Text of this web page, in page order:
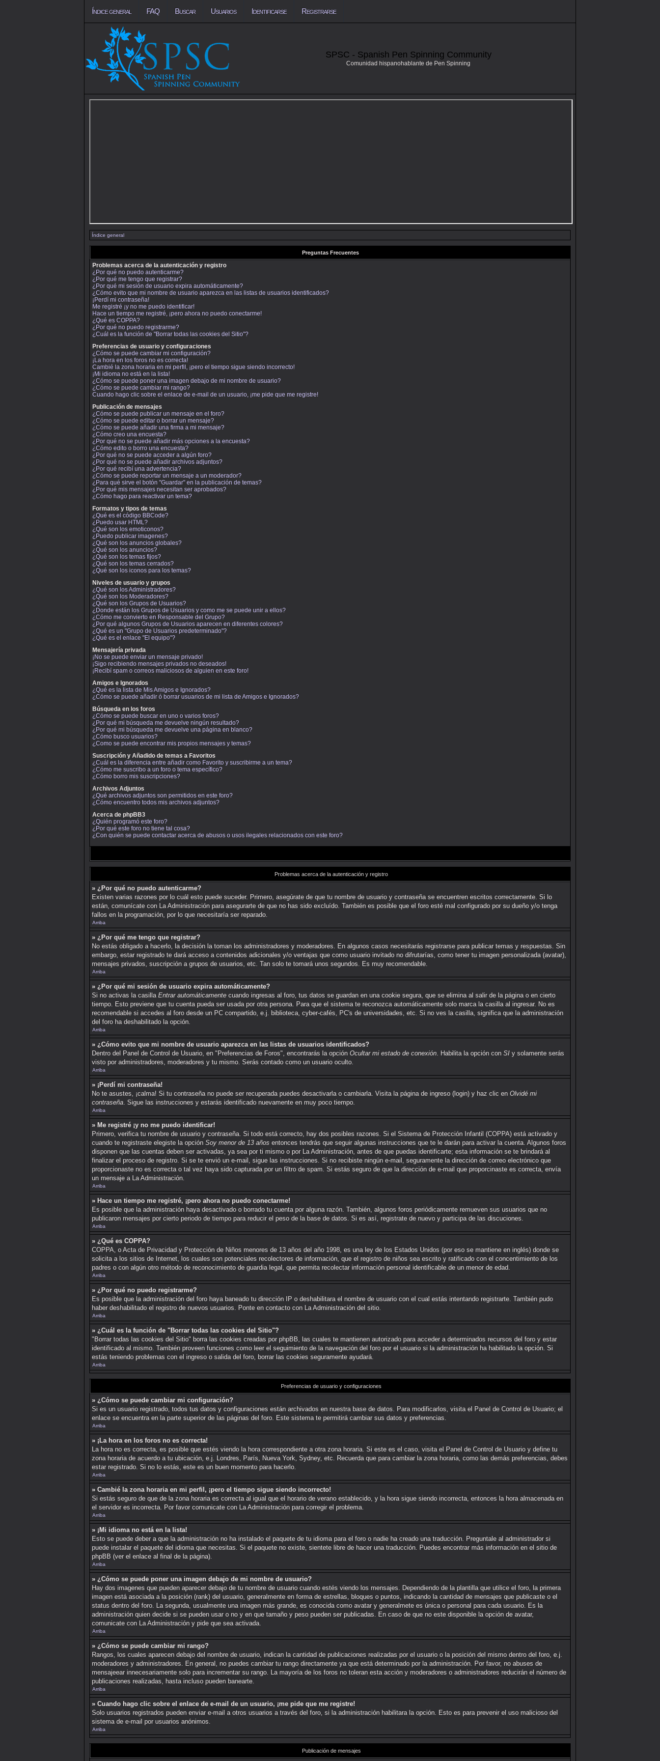
Índice general FAQ Buscar Usuarios Identificarse Registrarse
SPSC - Spanish Pen Spinning Community
Comunidad hispanohablante de Pen Spinning
Índice general
Preguntas Frecuentes
Problemas acerca de la autenticación y registro
¿Por qué no puedo autenticarme?
¿Por qué me tengo que registrar?
¿Por qué mi sesión de usuario expira automáticamente?
¿Cómo evito que mi nombre de usuario aparezca en las listas de usuarios identificados?
¡Perdí mi contraseña!
Me registré ¡y no me puedo identificar!
Hace un tiempo me registré, ¡pero ahora no puedo conectarme!
¿Qué es COPPA?
¿Por qué no puedo registrarme?
¿Cuál es la función de "Borrar todas las cookies del Sitio"?
Preferencias de usuario y configuraciones
¿Cómo se puede cambiar mi configuración?
¡La hora en los foros no es correcta!
Cambié la zona horaria en mi perfil, ¡pero el tiempo sigue siendo incorrecto!
¡Mi idioma no está en la lista!
¿Cómo se puede poner una imagen debajo de mi nombre de usuario?
¿Cómo se puede cambiar mi rango?
Cuando hago clic sobre el enlace de e-mail de un usuario, ¡me pide que me registre!
Publicación de mensajes
¿Cómo se puede publicar un mensaje en el foro?
¿Cómo se puede editar o borrar un mensaje?
¿Cómo se puede añadir una firma a mi mensaje?
¿Cómo creo una encuesta?
¿Por qué no se puede añadir más opciones a la encuesta?
¿Cómo edito o borro una encuesta?
¿Por qué no se puede acceder a algún foro?
¿Por qué no se puede añadir archivos adjuntos?
¿Por qué recibí una advertencia?
¿Cómo se puede reportar un mensaje a un moderador?
¿Para qué sirve el botón "Guardar" en la publicación de temas?
¿Por qué mis mensajes necesitan ser aprobados?
¿Cómo hago para reactivar un tema?
Formatos y tipos de temas
¿Qué es el código BBCode?
¿Puedo usar HTML?
¿Qué son los emoticonos?
¿Puedo publicar imagenes?
¿Qué son los anuncios globales?
¿Qué son los anuncios?
¿Qué son los temas fijos?
¿Qué son los temas cerrados?
¿Qué son los iconos para los temas?
Niveles de usuario y grupos
¿Qué son los Administradores?
¿Qué son los Moderadores?
¿Qué son los Grupos de Usuarios?
¿Donde están los Grupos de Usuarios y como me se puede unir a ellos?
¿Cómo me convierto en Responsable del Grupo?
¿Por qué algunos Grupos de Usuarios aparecen en diferentes colores?
¿Qué es un "Grupo de Usuarios predeterminado"?
¿Qué es el enlace "El equipo"?
Mensajería privada
¡No se puede enviar un mensaje privado!
¡Sigo recibiendo mensajes privados no deseados!
¡Recibí spam o correos maliciosos de alguien en este foro!
Amigos e Ignorados
¿Qué es la lista de Mis Amigos e Ignorados?
¿Cómo se puede añadir ó borrar usuarios de mi lista de Amigos e Ignorados?
Búsqueda en los foros
¿Cómo se puede buscar en uno o varios foros?
¿Por qué mi búsqueda me devuelve ningún resultado?
¿Por qué mi búsqueda me devuelve una página en blanco?
¿Cómo busco usuarios?
¿Como se puede encontrar mis propios mensajes y temas?
Suscripción y Añadido de temas a Favoritos
¿Cuál es la diferencia entre añadir como Favorito y suscribirme a un tema?
¿Cómo me suscribo a un foro o tema específico?
¿Cómo borro mis suscripciones?
Archivos Adjuntos
¿Qué archivos adjuntos son permitidos en este foro?
¿Cómo encuentro todos mis archivos adjuntos?
Acerca de phpBB3
¿Quién programó este foro?
¿Por qué este foro no tiene tal cosa?
¿Con quién se puede contactar acerca de abusos o usos ilegales relacionados con este foro?
Problemas acerca de la autenticación y registro
» ¿Por qué no puedo autenticarme?
Existen varias razones por lo cuál esto puede suceder. Primero, asegúrate de que tu nombre de usuario y contraseña se encuentren escritos correctamente. Si lo
están, comunícate con La Administración para asegurarte de que no has sido excluído. También es posible que el foro esté mal configurado por su dueño y/o tenga
fallos en la programación, por lo que necesitaría ser reparado.
Arriba
» ¿Por qué me tengo que registrar?
No estás obligado a hacerlo, la decisión la toman los administradores y moderadores. En algunos casos necesitarás registrarse para publicar temas y respuestas. Sin
embargo, estar registrado te dará acceso a contenidos adicionales y/o ventajas que como usuario invitado no difrutarías, como tener tu imagen personalizada (avatar),
mensajes privados, suscripción a grupos de usuarios, etc. Tan solo te tomará unos segundos. Es muy recomendable.
Arriba
» ¿Por qué mi sesión de usuario expira automáticamente?
Si no activas la casilla Entrar automáticamente cuando ingresas al foro, tus datos se guardan en una cookie segura, que se elimina al salir de la página o en cierto
tiempo. Esto previene que tu cuenta pueda ser usada por otra persona. Para que el sistema te reconozca automáticamente solo marca la casilla al ingresar. No es
recomendable si accedes al foro desde un PC compartido, e.j. biblioteca, cyber-cafés, PC's de universidades, etc. Si no ves la casilla, significa que la administración
del foro ha deshabilitado la opción.
Arriba
» ¿Cómo evito que mi nombre de usuario aparezca en las listas de usuarios identificados?
Dentro del Panel de Control de Usuario, en "Preferencias de Foros", encontrarás la opción Ocultar mi estado de conexión. Habilita la opción con SI y solamente serás
visto por administradores, moderadores y tu mismo. Serás contado como un usuario oculto.
Arriba
» ¡Perdí mi contraseña!
No te asustes, ¡calma! Si tu contraseña no puede ser recuperada puedes desactivarla o cambiarla. Visita la página de ingreso (login) y haz clic en Olvidé mi
contraseña. Sigue las instrucciones y estarás identificado nuevamente en muy poco tiempo.
Arriba
» Me registré ¡y no me puedo identificar!
Primero, verifica tu nombre de usuario y contraseña. Si todo está correcto, hay dos posibles razones. Si el Sistema de Protección Infantil (COPPA) está activado y
cuando te registraste elegiste la opción Soy menor de 13 años entonces tendrás que seguir algunas instrucciones que te le darán para activar la cuenta. Algunos foros
disponen que las cuentas deben ser activadas, ya sea por ti mismo o por La Administración, antes de que puedas identificarte; esta información se te brindará al
finalizar el proceso de registro. Si se te envió un e-mail, sigue las instrucciones. Si no recibiste ningún e-mail, seguramente la dirección de correo electrónico que
proporcionaste no es correcta o tal vez haya sido capturada por un filtro de spam. Si estás seguro de que la dirección de e-mail que proporcinaste es correcta, envía
un mensaje a La Administración.
Arriba
» Hace un tiempo me registré, ¡pero ahora no puedo conectarme!
Es posible que la administración haya desactivado o borrado tu cuenta por alguna razón. También, algunos foros periódicamente remueven sus usuarios que no
publicaron mensajes por cierto periodo de tiempo para reducir el peso de la base de datos. Si es así, registrate de nuevo y participa de las discuciones.
Arriba
» ¿Qué es COPPA?
COPPA, o Acta de Privacidad y Protección de Niños menores de 13 años del año 1998, es una ley de los Estados Unidos (por eso se mantiene en inglés) donde se
solicita a los sitios de Internet, los cuales son potenciales recolectores de información, que el registro de niños sea escrito y ratificado con el concentimiento de los
padres o con algún otro método de reconocimiento de guardia legal, que permita recolectar información personal identificable de un menor de edad.
Arriba
» ¿Por qué no puedo registrarme?
Es posible que la administración del foro haya baneado tu dirección IP o deshabilitara el nombre de usuario con el cual estás intentando registrarte. También pudo
haber deshabilitado el registro de nuevos usuarios. Ponte en contacto con La Administración del sitio.
Arriba
» ¿Cuál es la función de "Borrar todas las cookies del Sitio"?
"Borrar todas las cookies del Sitio" borra las cookies creadas por phpBB, las cuales te mantienen autorizado para acceder a determinados recursos del foro y estar
identificado al mismo. También proveen funciones como leer el seguimiento de la navegación del foro por el usuario si la administración ha habilitado la opción. Si
estás teniendo problemas con el ingreso o salida del foro, borrar las cookies seguramente ayudará.
Arriba
Preferencias de usuario y configuraciones
» ¿Cómo se puede cambiar mi configuración?
Si es un usuario registrado, todos tus datos y configuraciones están archivados en nuestra base de datos. Para modificarlos, visita el Panel de Control de Usuario; el
enlace se encuentra en la parte superior de las páginas del foro. Este sistema te permitirá cambiar sus datos y preferencias.
Arriba
» ¡La hora en los foros no es correcta!
La hora no es correcta, es posible que estés viendo la hora correspondiente a otra zona horaria. Si este es el caso, visita el Panel de Control de Usuario y define tu
zona horaria de acuerdo a tu ubicación, e.j. Londres, París, Nueva York, Sydney, etc. Recuerda que para cambiar la zona horaria, como las demás preferencias, debes
estar registrado. Si no lo estás, este es un buen momento para hacerlo.
Arriba
» Cambié la zona horaria en mi perfil, ¡pero el tiempo sigue siendo incorrecto!
Si estás seguro de que de la zona horaria es correcta al igual que el horario de verano establecido, y la hora sigue siendo incorrecta, entonces la hora almacenada en
el servidor es incorrecta. Por favor comunicate con La Administración para corregir el problema.
Arriba
» ¡Mi idioma no está en la lista!
Esto se puede deber a que la administración no ha instalado el paquete de tu idioma para el foro o nadie ha creado una traducción. Preguntale al administrador si
puede instalar el paquete del idioma que necesitas. Si el paquete no existe, sientete libre de hacer una traducción. Puedes encontrar más información en el sitio de
phpBB (ver el enlace al final de la página).
Arriba
» ¿Cómo se puede poner una imagen debajo de mi nombre de usuario?
Hay dos imagenes que pueden aparecer debajo de tu nombre de usuario cuando estés viendo los mensajes. Dependiendo de la plantilla que utilice el foro, la primera
imagen está asociada a la posición (rank) del usuario, generalmente en forma de estrellas, bloques o puntos, indicando la cantidad de mensajes que publicaste o el
status dentro del foro. La segunda, usualmente una imagen más grande, es conocida como avatar y generalmete es única o personal para cada usuario. Es la
administración quien decide si se pueden usar o no y en que tamaño y peso pueden ser publicadas. En caso de que no este disponible la opción de avatar,
comunicate con La Administración y pide que sea activada.
Arriba
» ¿Cómo se puede cambiar mi rango?
Rangos, los cuales aparecen debajo del nombre de usuario, indican la cantidad de publicaciones realizadas por el usuario o la posición del mismo dentro del foro, e.j.
moderadores y administradores. En general, no puedes cambiar tu rango directamente ya que está determinado por la administración. Por favor, no abuses de
mensajeear innecesariamente solo para incrementar su rango. La mayoría de los foros no toleran esta acción y moderadores o administradores reducirán el número de
publicaciones realizadas, hasta incluso pueden banearte.
Arriba
» Cuando hago clic sobre el enlace de e-mail de un usuario, ¡me pide que me registre!
Solo usuarios registrados pueden enviar e-mail a otros usuarios a través del foro, si la administración habilitara la opción. Esto es para prevenir el uso malicioso del
sistema de e-mail por usuarios anónimos.
Arriba
Publicación de mensajes